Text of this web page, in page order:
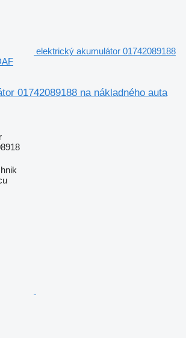
elektrický akumulátor 01742089188
01742089188 na nákladného auta